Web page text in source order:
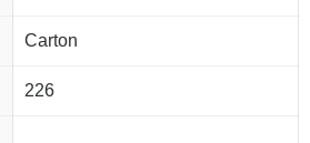
Carton
226